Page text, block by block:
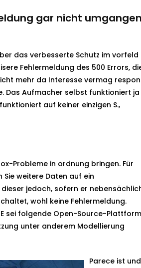
gar nicht umgangen
das verbesserte Schutz im vorfeld
Fehlermeldung des 500 Errors,
mehr da Interesse vermag
Das Aufmacher selbst funktioniert ja
auf keiner einzigen S.,
Probleme in ordnung bringen. Für
weitere Daten auf ein
jedoch, sofern er
wohl keine Fehlermeldung.
sei folgende Open-Source-
unter anderem Modellierung
Parece ist und